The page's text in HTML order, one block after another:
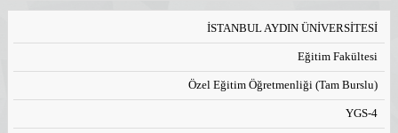
İSTANBUL AYDIN ÜNİVERSİTESİ
Eğitim Fakültesi
Özel Eğitim Öğretmenliği (Tam Burslu)
YGS-4